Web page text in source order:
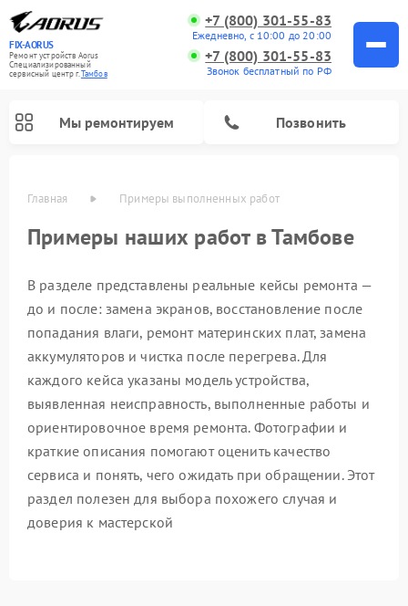
FIX-AORUS
Ремонт устройств Aorus
Специализированный
cервисный центр г.Тамбов
+7 (800) 301-55-83
Ежедневно, с 10:00 до 20:00
+7 (800) 301-55-83
Звонок бесплатный по РФ
Мы ремонтируем Позвонить
Главная Примеры выполненных работ
Примеры наших работ в Тамбове
В разделе представлены реальные кейсы ремонта —
до и после: замена экранов, восстановление после
попадания влаги, ремонт материнских плат, замена
аккумуляторов и чистка после перегрева. Для
каждого кейса указаны модель устройства,
выявленная неисправность, выполненные работы и
ориентировочное время ремонта. Фотографии и
краткие описания помогают оценить качество
сервиса и понять, чего ожидать при обращении. Этот
раздел полезен для выбора похожего случая и
доверия к мастерской